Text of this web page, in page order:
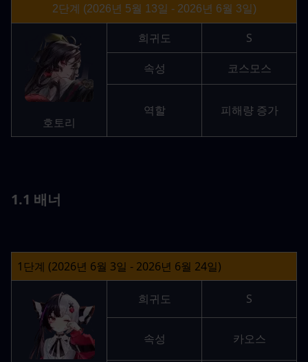
2단계 (2026년 5월 13일 - 2026년 6월 3일)
호토리
희귀도
S
속성
코스모스
역할 피해량 증가
1.1 배너
1단계 (2026년 6월 3일 - 2026년 6월 24일)
희귀도 S
속성 카오스